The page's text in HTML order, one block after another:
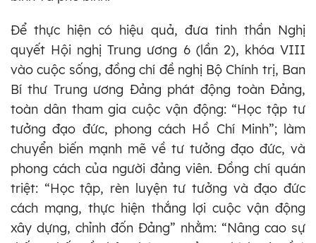
Để thực hiện có hiệu quả, đưa tinh thần Nghị
quyết Hội nghị Trung ương 6 (lần 2), khóa VIII
vào cuộc sống, đồng chí đề nghị Bộ Chính trị, Ban
Bí thư Trung ương Đảng phát động toàn Đảng,
toàn dân tham gia cuộc vận động: “Học tập tư
tưởng đạo đức, phong cách Hồ Chí Minh”; làm
chuyển biến mạnh mẽ về tư tưởng đạo đức, và
phong cách của người đảng viên. Đồng chí quán
triệt: “Học tập, rèn luyện tư tưởng và đạo đức
cách mạng, thực hiện thắng lợi cuộc vận động
xây dựng, chỉnh đốn Đảng” nhằm: “Nâng cao sự